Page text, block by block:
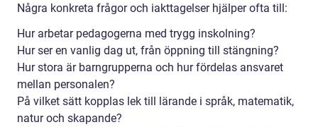
Några konkreta frågor och iakttagelser hjälper ofta till:
Hur arbetar pedagogerna med trygg inskolning?
Hur ser en vanlig dag ut, från öppning till stängning?
Hur stora är barngrupperna och hur fördelas ansvaret
mellan personalen?
På vilket sätt kopplas lek till lärande i språk, matematik,
natur och skapande?